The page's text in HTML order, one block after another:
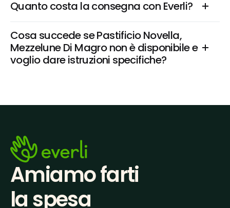
Quanto costa la consegna con Everli?
Cosa succede se Pastificio Novella,
Mezzelune Di Magro non è disponibile e
voglio dare istruzioni specifiche?
Amiamo farti
la spesa